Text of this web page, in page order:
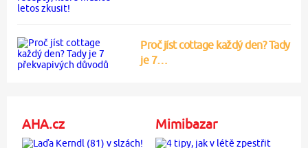
Proč jíst cottage každý den? Tady
je 7…
AHA.cz Mimibazar